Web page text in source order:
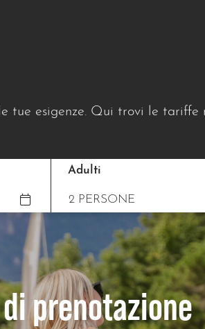
tue esigenze. Qui trovi le
Adulti
prenotazione